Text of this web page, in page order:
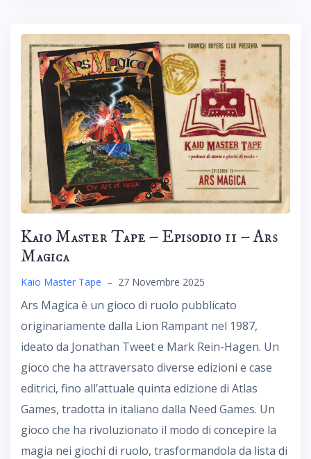
Kaio Master Tape – Episodio 11 – Ars
Magica
Kaio Master Tape – 27 Novembre 2025
Ars Magica è un gioco di ruolo pubblicato
originariamente dalla Lion Rampant nel 1987,
ideato da Jonathan Tweet e Mark Rein-Hagen. Un
gioco che ha attraversato diverse edizioni e case
editrici, fino all’attuale quinta edizione di Atlas
Games, tradotta in italiano dalla Need Games. Un
gioco che ha rivoluzionato il modo di concepire la
magia nei giochi di ruolo, trasformandola da lista di